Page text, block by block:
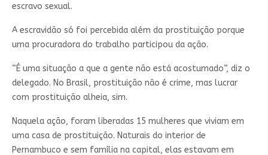
escravo sexual.
A escravidão só foi percebida além da prostituição porque
uma procuradora do trabalho participou da ação.
“É uma situação a que a gente não está acostumado”, diz o
delegado. No Brasil, prostituição não é crime, mas lucrar
com prostituição alheia, sim.
Naquela ação, foram liberadas 15 mulheres que viviam em
uma casa de prostituição. Naturais do interior de
Pernambuco e sem família na capital, elas estavam em